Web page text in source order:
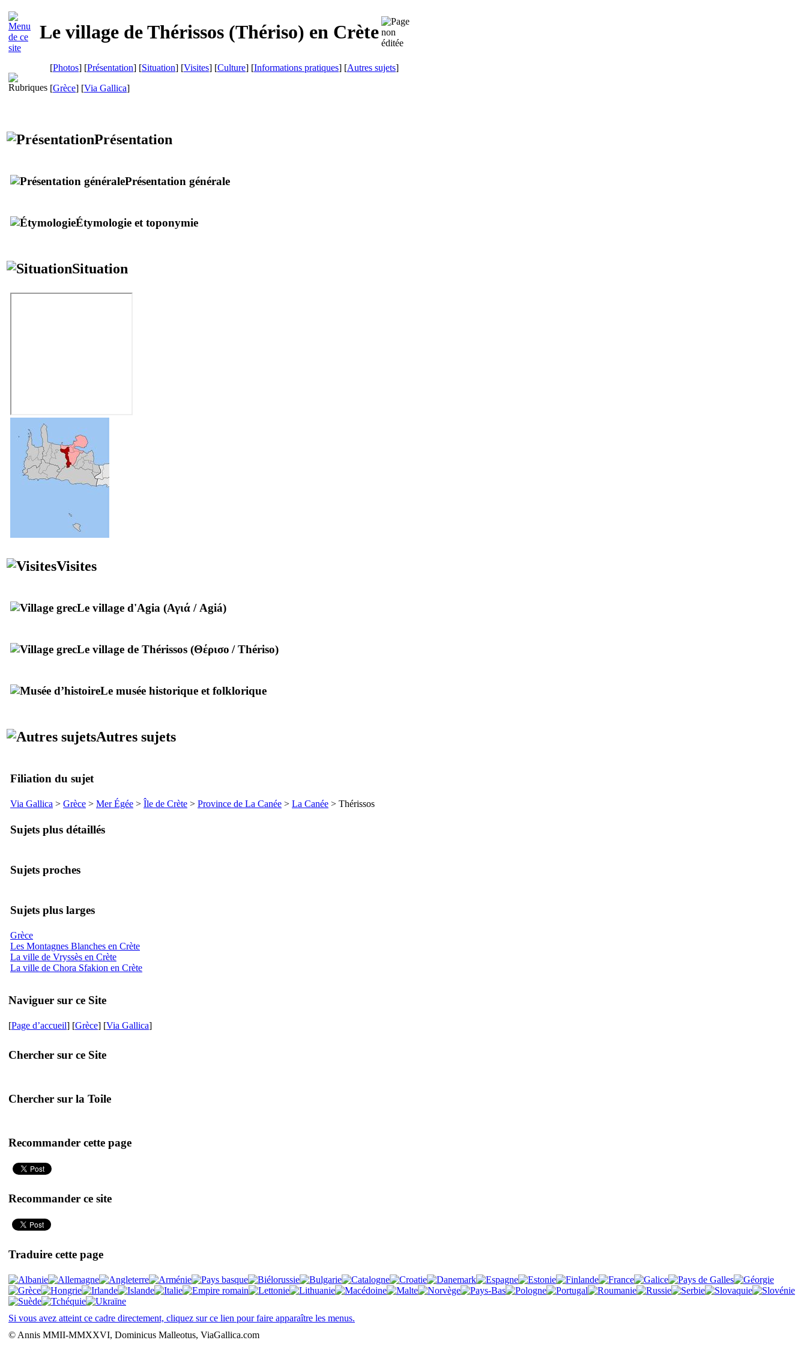
Le village de Thérissos (Thériso) en Crète
[Photos] [Présentation] [Situation] [Visites] [Culture] [Informations pratiques] [Autres sujets]
[Grèce] [Via Gallica]
Présentation
Présentation générale
Étymologie et toponymie
Situation
Visites
Le village d'Agia (Αγιά / Agiá)
Le village de Thérissos (Θέρισο /Thériso)
Le musée historique et folklorique
Autres sujets
Filiation du sujet
Via Gallica > Grèce > Mer Égée > Île de Crète > Province de La Canée > La Canée > Thérissos
Sujets plus détaillés
Sujets proches
Sujets plus larges
Grèce
Les Montagnes Blanches en Crète
La ville de Vryssès en Crète
La ville de Chora Sfakion en Crète
Naviguer sur ce Site
[Page d’accueil] [Grèce] [Via Gallica]
Chercher sur ce Site
Chercher sur la Toile
Recommander cette page
Recommander ce site
Traduire cette page
Si vous avez atteint ce cadre directement, cliquez sur ce lien pour faire apparaître les menus.
© Annis MMII-MMXXVI, Dominicus Malleotus, ViaGallica.com